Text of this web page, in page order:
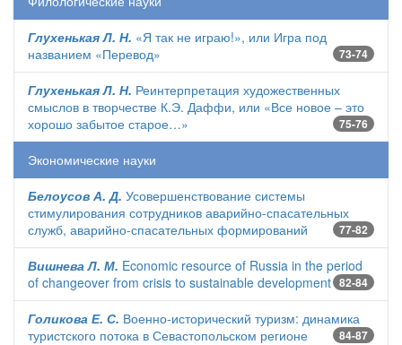
Глухенькая Л. Н. «Я так не играю!», или Игра под
названием «Перевод»
73-74
Глухенькая Л. Н. Реинтерпретация художественных
смыслов в творчестве К.Э. Даффи, или «Все новое – это
хорошо забытое старое…»
75-76
Экономические науки
Белоусов А. Д. Усовершенствование системы
стимулирования сотрудников аварийно-спасательных
служб, аварийно-спасательных формирований
77-82
Вишнева Л. М. Economic resource of Russia in the period
of changeover from crisis to sustainable development 82-84
Голикова Е. С. Военно-исторический туризм: динамика
туристского потока в Севастопольском регионе
84-87